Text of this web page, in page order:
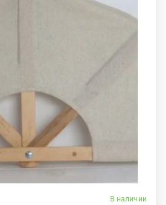
В наличии